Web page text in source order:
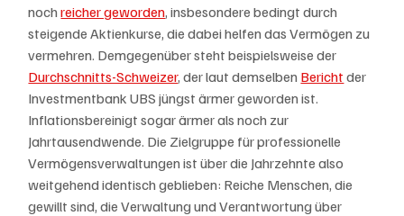
noch reicher geworden, insbesondere bedingt durch
steigende Aktienkurse, die dabei helfen das Vermögen zu
vermehren. Demgegenüber steht beispielsweise der
Durchschnitts-Schweizer, der laut demselben Bericht der
Investmentbank UBS jüngst ärmer geworden ist.
Inflationsbereinigt sogar ärmer als noch zur
Jahrtausendwende. Die Zielgruppe für professionelle
Vermögensverwaltungen ist über die Jahrzehnte also
weitgehend identisch geblieben: Reiche Menschen, die
gewillt sind, die Verwaltung und Verantwortung über